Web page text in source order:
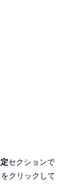
セクションで
クリックして